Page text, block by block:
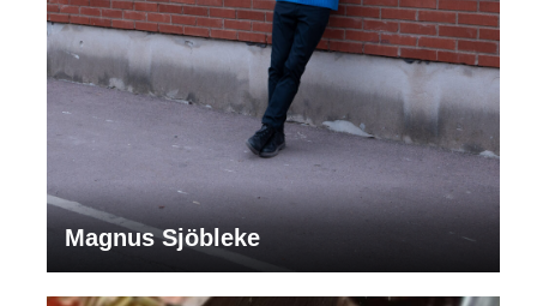
Magnus Sjöbleke